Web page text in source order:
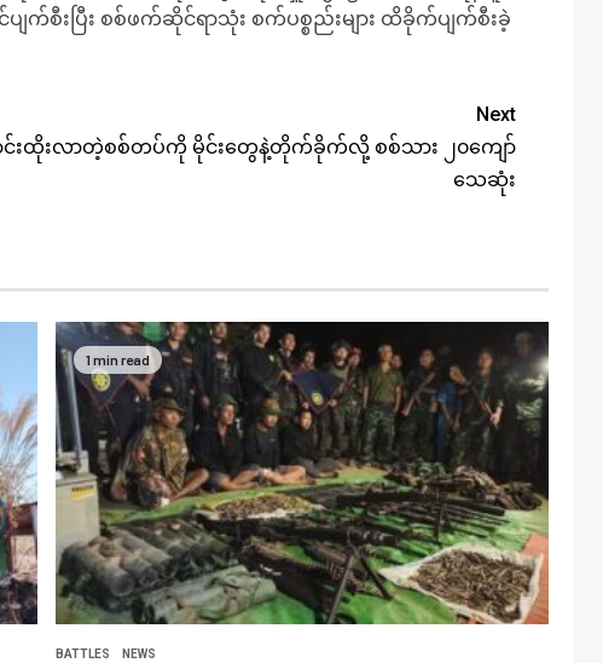
စီးပြီး စစ်ဖက်ဆိုင်ရာသုံး စက်ပစ္စည်းများ ထိခိုက်ပျက်စီးခဲ့
Next
ာင်းထိုးလာတဲ့စစ်တပ်ကို မိုင်းတွေနဲ့တိုက်ခိုက်လို့ စစ်သား ၂၀ကျော်
သေဆုံး
1 min read
BATTLES NEWS